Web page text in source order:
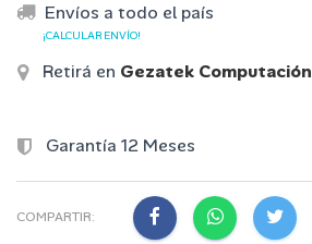
Envíos a todo el país
¡CALCULAR ENVÍO!
Retirá en Gezatek Computación
Garantía 12 Meses
COMPARTIR: